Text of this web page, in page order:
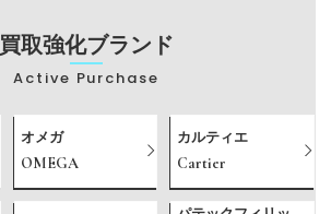
買取強化ブランド
Active Purchase
オメガ
OMEGA
カルティエ
Cartier